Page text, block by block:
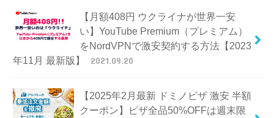
【月額408円 ウクライナが世界一安
い】YouTube Premium（プレミアム）
をNordVPNで激安契約する方法【2023
年11月 最新版】
2021.09.20
【2025年2月最新 ドミノピザ 激安 半額
クーポン】ピザ全品50%OFFは週末限